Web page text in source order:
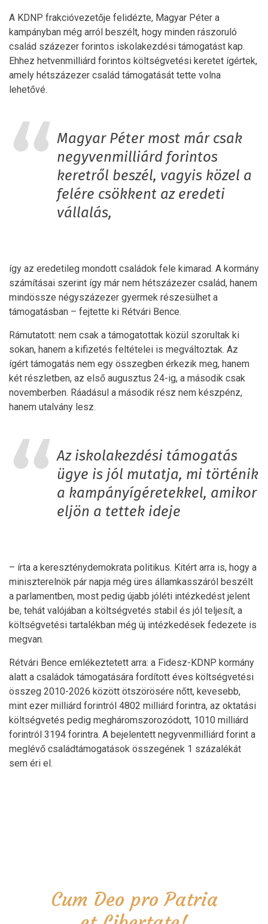
A KDNP frakcióvezetője felidézte, Magyar Péter a
kampányban még arról beszélt, hogy minden rászoruló
család százezer forintos iskolakezdési támogatást kap.
Ehhez hetvenmilliárd forintos költségvetési keretet ígértek,
amely hétszázezer család támogatását tette volna
lehetővé.
Magyar Péter most már csak
negyvenmilliárd forintos
keretről beszél, vagyis közel a
felére csökkent az eredeti
vállalás,
így az eredetileg mondott családok fele kimarad. A kormány
számításai szerint így már nem hétszázezer család, hanem
mindössze négyszázezer gyermek részesülhet a
támogatásban – fejtette ki Rétvári Bence.
Rámutatott: nem csak a támogatottak közül szorultak ki
sokan, hanem a kifizetés feltételei is megváltoztak. Az
ígért támogatás nem egy összegben érkezik meg, hanem
két részletben, az első augusztus 24-ig, a második csak
novemberben. Ráadásul a második rész nem készpénz,
hanem utalvány lesz.
Az iskolakezdési támogatás
ügye is jól mutatja, mi történik
a kampányígéretekkel, amikor
eljön a tettek ideje
– írta a kereszténydemokrata politikus. Kitért arra is, hogy a
miniszterelnök pár napja még üres államkasszáról beszélt
a parlamentben, most pedig újabb jóléti intézkedést jelent
be, tehát valójában a költségvetés stabil és jól teljesít, a
költségvetési tartalékban még új intézkedések fedezete is
megvan.
Rétvári Bence emlékeztetett arra: a Fidesz-KDNP kormány
alatt a családok támogatására fordított éves költségvetési
összeg 2010-2026 között ötszörösére nőtt, kevesebb,
mint ezer milliárd forintról 4802 milliárd forintra, az oktatási
költségvetés pedig megháromszorozódott, 1010 milliárd
forintról 3194 forintra. A bejelentett negyvenmilliárd forint a
meglévő családtámogatások összegének 1 százalékát
sem éri el.
Cum Deo pro Patria